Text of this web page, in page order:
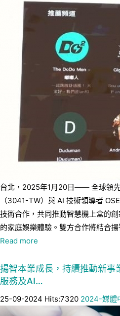
台北，2025年1月20日—— 全球領
（3041-TW）與 AI 技術領導者
技術合作，共同推動智慧機上盒的
的家庭娛樂體驗。雙方合作將結合
Read more
揚智本業成長，持續推動新事
服務及AI…
25-09-2024 Hits:7320 2024-媒體